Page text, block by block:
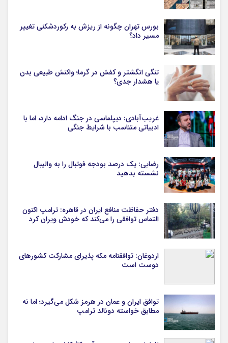
بورس تهران چگونه از ریزش به رکوردشکنی تغییر
مسیر داد؟
تنگی انگشتر و کفش در گرما؛ واکنش طبیعی بدن
یا هشدار جدی؟
غریب‌آبادی: دیپلماسی در جنگ ادامه دارد، اما با
ادبیاتی متناسب با شرایط جنگی
رضایی: یک درصد بودجه فوتبال را به والیبال
نشسته بدهید
دفتر حفاظت منافع ایران در قاهره: ترامپ اکنون
التماس توافقی را می‌کند که خودش ویران کرد
اردوغان: توافقنامه مکه پذیرای مشارکت کشورهای
دوست است
توافق ایران و عمان در هرمز شکل می‌گیرد؛ اما نه
مطابق خواسته دونالد ترامپ